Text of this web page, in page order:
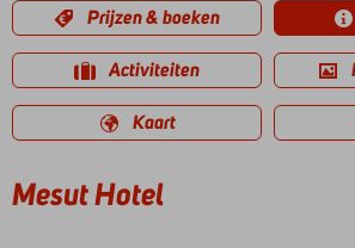
Prijzen & boeken
Activiteiten
Kaart
Mesut Hotel